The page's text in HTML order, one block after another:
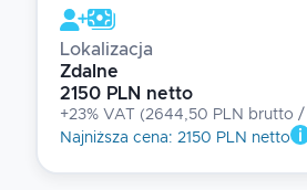
Lokalizacja
Zdalne
2150 PLN netto
+23% VAT (2644,50 PLN brutto /
Najniższa cena: 2150 PLN netto